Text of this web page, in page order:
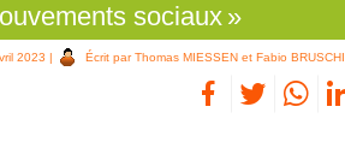
sociaux »
2023 | Écrit par Thomas MIESSEN et Fabio BRUSCHI